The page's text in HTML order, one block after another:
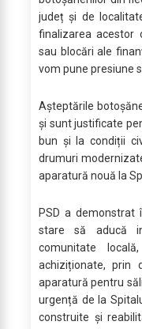
județ și de
finalizarea acestor
sau blocări ale
vom pune presiune
Așteptările
și sunt justificate
bun și la condiții
drumuri
aparatură nouă la
PSD a
stare să aducă
comunitate
achiziționate, prin
aparatură pentru
urgență de la
construite și